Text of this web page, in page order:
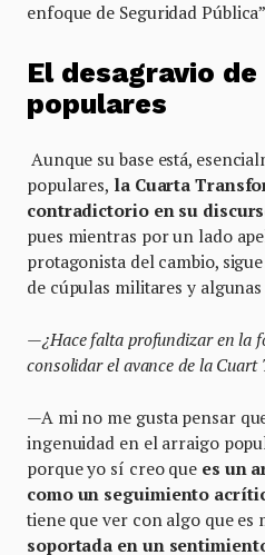
enfoque de Seguridad
El desagravio
populares
Aunque su base está,
populares, la Cuarta
contradictorio en su
pues mientras por un lado
protagonista del cambio,
de cúpulas militares y algunas
—¿Hace falta profundizar en la
consolidar el avance de la
—A mi no me gusta pensar
ingenuidad en el arraigo
porque yo sí creo que es un
como un seguimiento
tiene que ver con algo que
soportada en un